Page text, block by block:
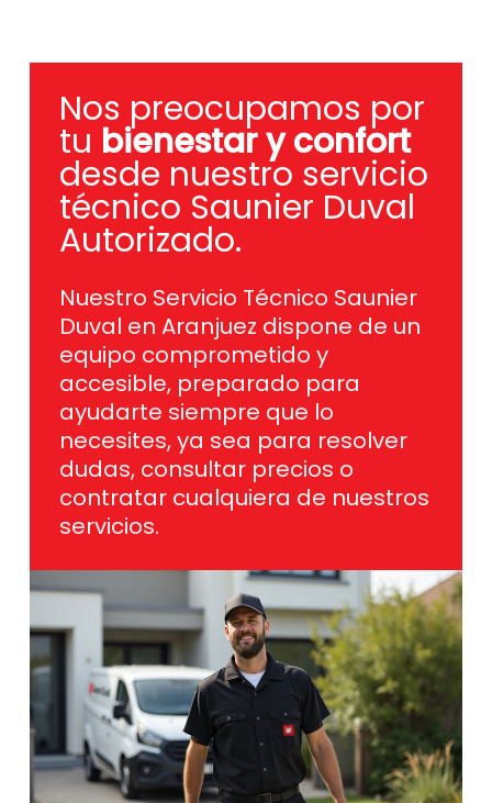
Nos preocupamos por
tu bienestar y confort
desde nuestro servicio
técnico Saunier Duval
Autorizado.
Nuestro Servicio Técnico Saunier
Duval en Aranjuez dispone de un
equipo comprometido y
accesible, preparado para
ayudarte siempre que lo
necesites, ya sea para resolver
dudas, consultar precios o
contratar cualquiera de nuestros
servicios.